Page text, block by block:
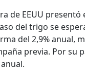
de EEUU
del trigo se
del 2,9% anual,
previa. Por su